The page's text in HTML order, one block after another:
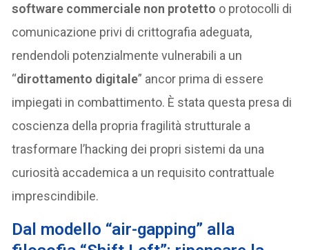
software commerciale non protetto o protocolli di
comunicazione privi di crittografia adeguata,
rendendoli potenzialmente vulnerabili a un
“dirottamento digitale” ancor prima di essere
impiegati in combattimento. È stata questa presa di
coscienza della propria fragilità strutturale a
trasformare l’hacking dei propri sistemi da una
curiosità accademica a un requisito contrattuale
imprescindibile.
Dal modello “air-gapping” alla